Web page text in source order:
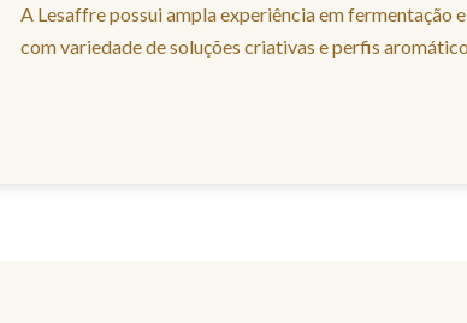
A Lesaffre possui ampla experiência em fermentação
com variedade de soluções criativas e perfis